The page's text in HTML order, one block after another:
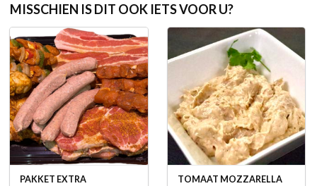
MISSCHIEN IS DIT OOK IETS VOOR U?
PAKKET EXTRA TOMAAT MOZZARELLA